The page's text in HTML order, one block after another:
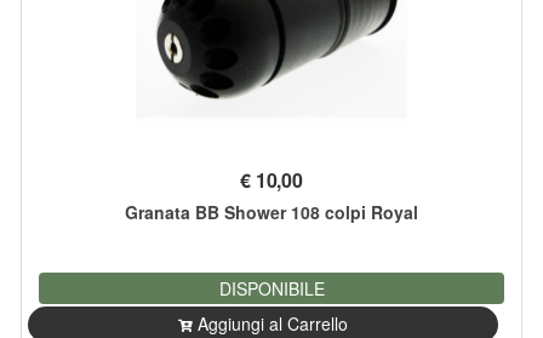
€ 10,00
Granata BB Shower 108 colpi Royal
DISPONIBILE
Aggiungi al Carrello